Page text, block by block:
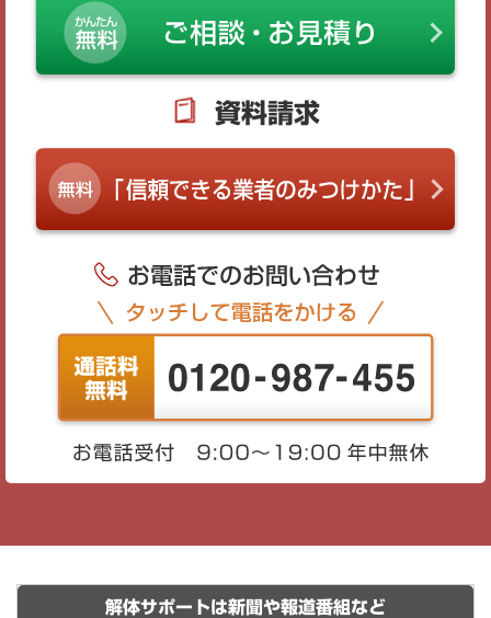
資料請求
解体サポートは新聞や報道番組など